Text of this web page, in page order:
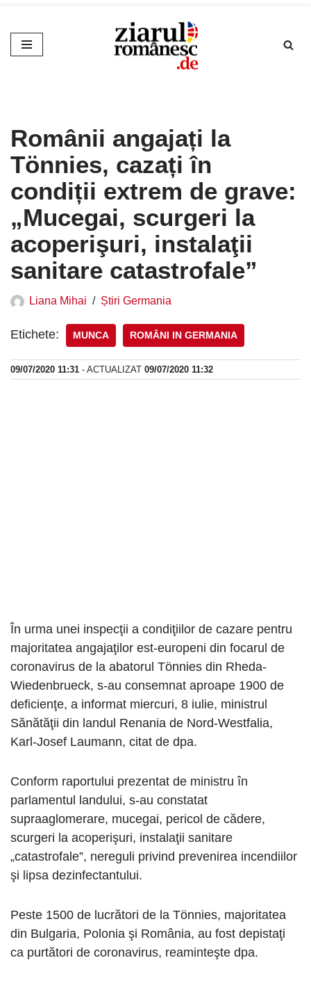
Sari
la
Românii angajați la
Tönnies, cazați în
condiții extrem de grave:
„Mucegai, scurgeri la
acoperişuri, instalaţii
sanitare catastrofale”
Liana Mihai Știri Germania
Etichete: MUNCA ROMÂNI IN GERMANIA
09/07/2020 11:31 - ACTUALIZAT 09/07/2020 11:32
În urma unei inspecţii a condiţiilor de cazare pentru
majoritatea angajaţilor est-europeni din focarul de
coronavirus de la abatorul Tönnies din Rheda-
Wiedenbrueck, s-au consemnat aproape 1900 de
deficienţe, a informat miercuri, 8 iulie, ministrul
Sănătăţii din landul Renania de Nord-Westfalia,
Karl-Josef Laumann, citat de dpa.
Conform raportului prezentat de ministru în
parlamentul landului, s-au constatat
supraaglomerare, mucegai, pericol de cădere,
scurgeri la acoperişuri, instalaţii sanitare
„catastrofale”, nereguli privind prevenirea incendiilor
şi lipsa dezinfectantului.
Peste 1500 de lucrători de la Tönnies, majoritatea
din Bulgaria, Polonia şi România, au fost depistaţi
ca purtători de coronavirus, reaminteşte dpa.